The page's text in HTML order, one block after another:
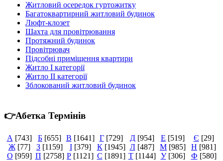
Житловий осередок гуртожитку
Багатоквартирний житловий будинок
Люфт-клозет
Шахта для провітрювання
Протяжний будинок
Провітрювач
Підсобні приміщення квартири
Житло І категорії
Житло II категорії
Зблокований житловий будинок
👉Абетка Термінів
А [743] Б [655] В [1641] Г [729] Д [954] Е [519] Є [29]
Ж [77] З [1159] І [379] К [1945] Л [487] М [985] Н [981]
О [959] П [2758] Р [1121] С [1891] Т [1144] У [306] Ф [580]